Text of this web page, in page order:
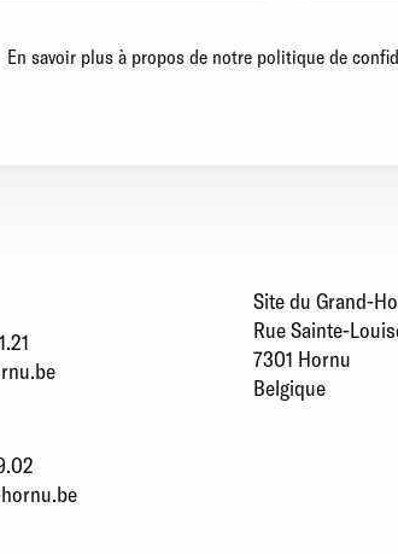
En savoir plus à propos de notre politique de
Site du Grand-
Rue Sainte-
7301 Hornu
Belgique